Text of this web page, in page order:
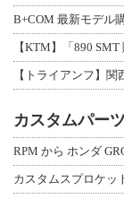
【KTM】「890
カスタムパー